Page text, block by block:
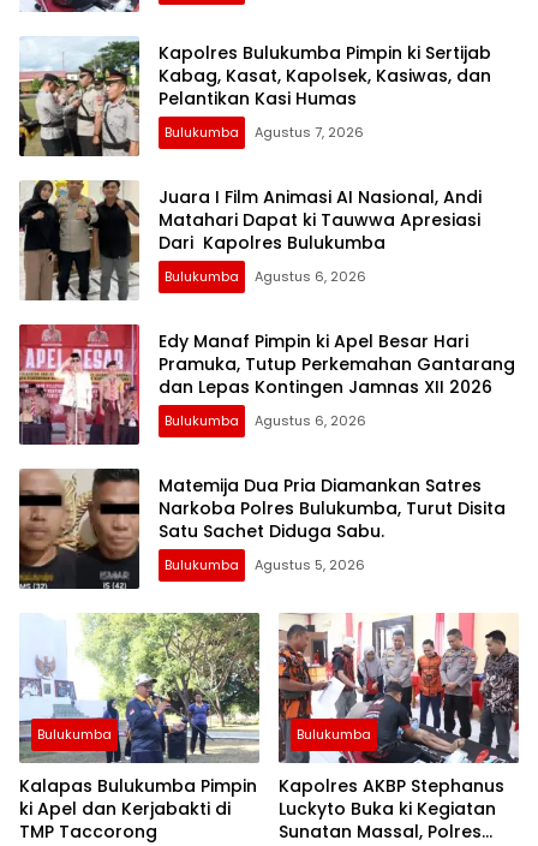
Kapolres Bulukumba Pimpin ki Sertijab
Kabag, Kasat, Kapolsek, Kasiwas, dan
Pelantikan Kasi Humas
Bulukumba Agustus 7, 2026
Juara I Film Animasi AI Nasional, Andi
Matahari Dapat ki Tauwwa Apresiasi
Dari Kapolres Bulukumba
Bulukumba Agustus 6, 2026
Edy Manaf Pimpin ki Apel Besar Hari
Pramuka, Tutup Perkemahan Gantarang
dan Lepas Kontingen Jamnas XII 2026
Bulukumba Agustus 6, 2026
Matemija Dua Pria Diamankan Satres
Narkoba Polres Bulukumba, Turut Disita
Satu Sachet Diduga Sabu.
Bulukumba Agustus 5, 2026
Bulukumba
Kalapas Bulukumba Pimpin
ki Apel dan Kerjabakti di
TMP Taccorong
Bulukumba
Kapolres AKBP Stephanus
Luckyto Buka ki Kegiatan
Sunatan Massal, Polres